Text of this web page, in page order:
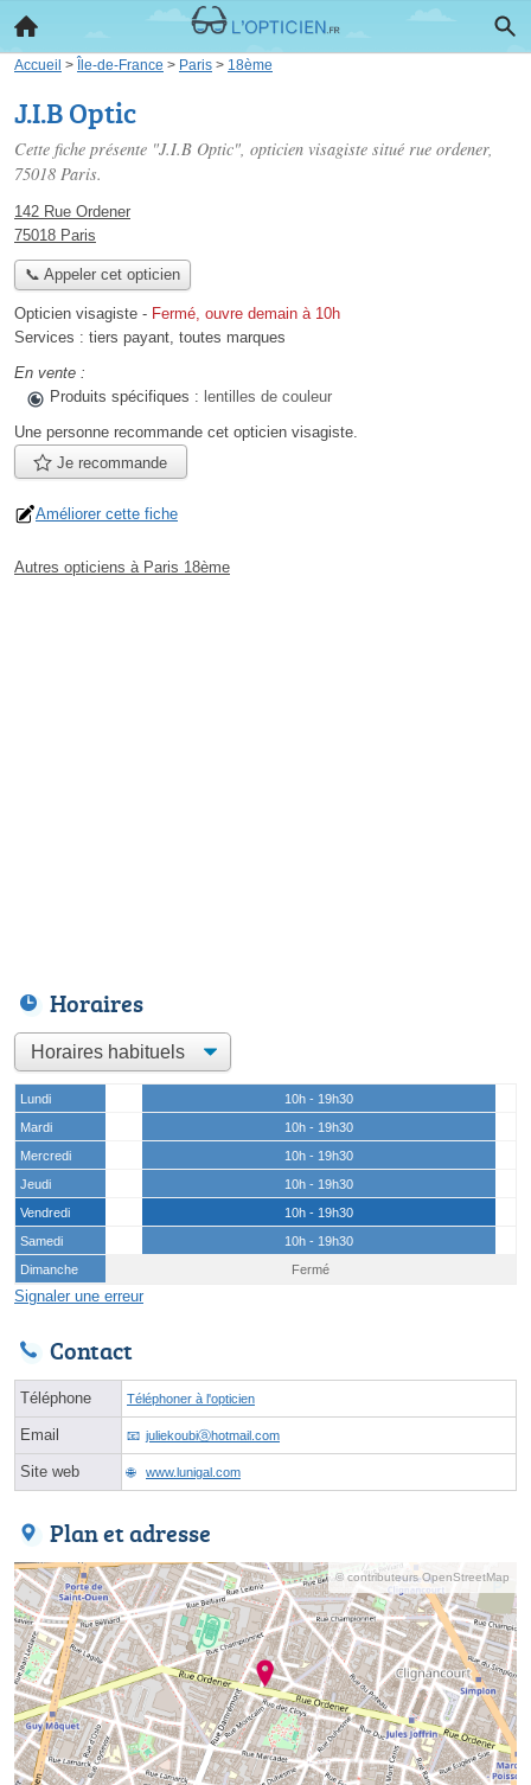
Accueil > Île-de-France > Paris > 18ème
J.I.B Optic
Cette fiche présente "J.I.B Optic", opticien visagiste situé rue ordener,
75018 Paris.
142 Rue Ordener
75018 Paris
📞 Appeler cet opticien
Opticien visagiste - Fermé, ouvre demain à 10h
Services : tiers payant, toutes marques
En vente :
Produits spécifiques : lentilles de couleur
Une personne recommande cet opticien visagiste.
Je recommande
Améliorer cette fiche
Autres opticiens à Paris 18ème
Horaires
Lundi
10h - 19h30
Mardi
10h - 19h30
Mercredi
10h - 19h30
Jeudi
10h - 19h30
Vendredi
10h - 19h30
Samedi
10h - 19h30
Dimanche
Fermé
Signaler une erreur
Contact
Téléphone Téléphoner à l'opticien
Email juliekoubiⓐhotmail.com
Site web www.lunigal.com
Plan et adresse
© contributeurs OpenStreetMap